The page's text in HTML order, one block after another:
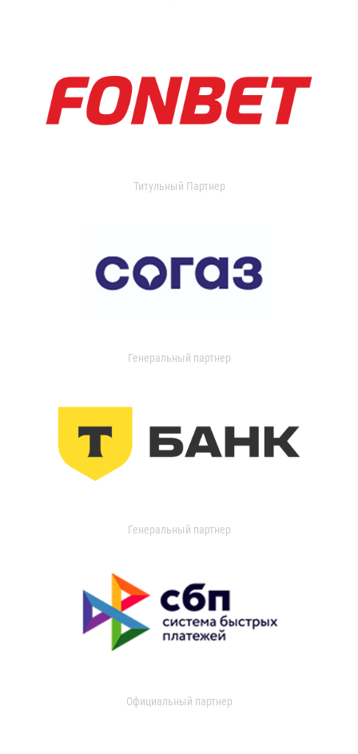
Титульный Партнер
Генеральный партнер
Генеральный партнер
Официальный партнер